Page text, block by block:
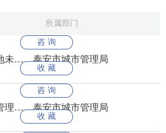
所属部门
对施工单位施工工地未设置硬质围挡，或者未采取覆盖、分段作业、择时施工、... 泰安市城市管理局
咨 询
收 藏
对不服从公共绿地管理单位管理的商业、服务摊点的处罚 泰安市城市管理局
咨 询
收 藏